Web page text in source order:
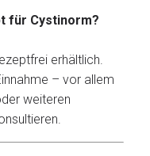
für Cystinorm?
erhältlich.
– vor allem
weiteren